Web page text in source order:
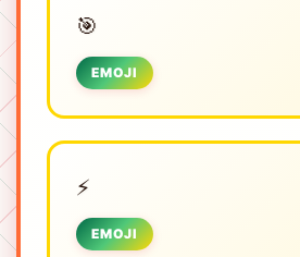
🎯
EMOJI
⚡
EMOJI